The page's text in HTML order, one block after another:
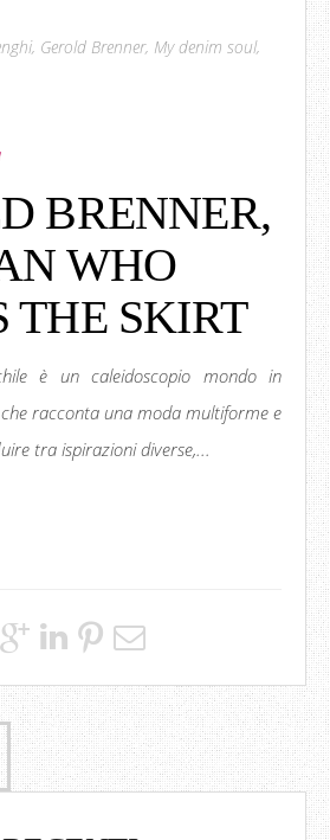
, Gerold Brenner, My denim soul,
BRENNER,
WHO
THE SKIRT
è un caleidoscopio mondo in
racconta una moda multiforme e
tra ispirazioni diverse,...